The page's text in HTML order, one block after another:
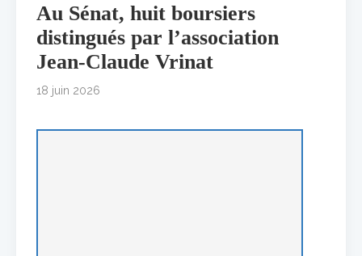
Au Sénat, huit boursiers
distingués par l’association
Jean-Claude Vrinat
18 juin 2026